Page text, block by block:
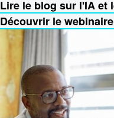
Lire le blog sur l'IA et
Découvrir le